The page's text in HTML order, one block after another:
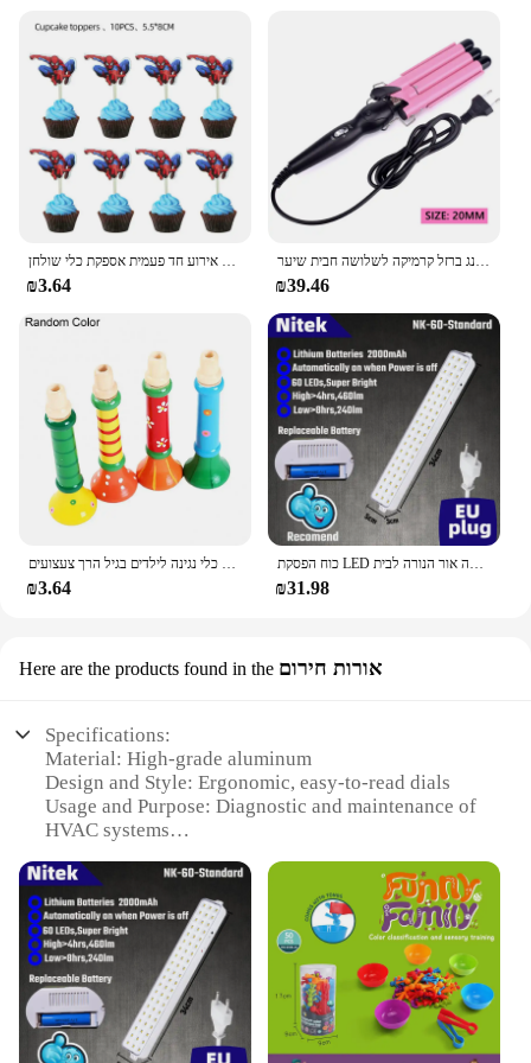
while the inclusion of R134a and R22 adapters
means that you're prepared for any refrigerant type.
With this manifold gauge set, you can confidently
diagnose and repair HVAC systems, knowing that
you have the right tool for the job. It's a must-have
for anyone looking to streamline their HVAC
maintenance routine and stay ahead of potential
issues.
₪3.64 ₪39.46
₪3.64 ₪31.98
Here are the products found in the אורות חירום
Specifications:
Material: High-grade aluminum
Design and Style: Ergonomic, easy-to-read dials
Usage and Purpose: Diagnostic and maintenance of
HVAC systems
residential settings
Shape or Size or Weight or Quantity: Compact and
lightweight for portability
Performance and Property: Precision-engineered for
accurate pressure readings
Features:
**Precision Engineering for HVAC Professionals**